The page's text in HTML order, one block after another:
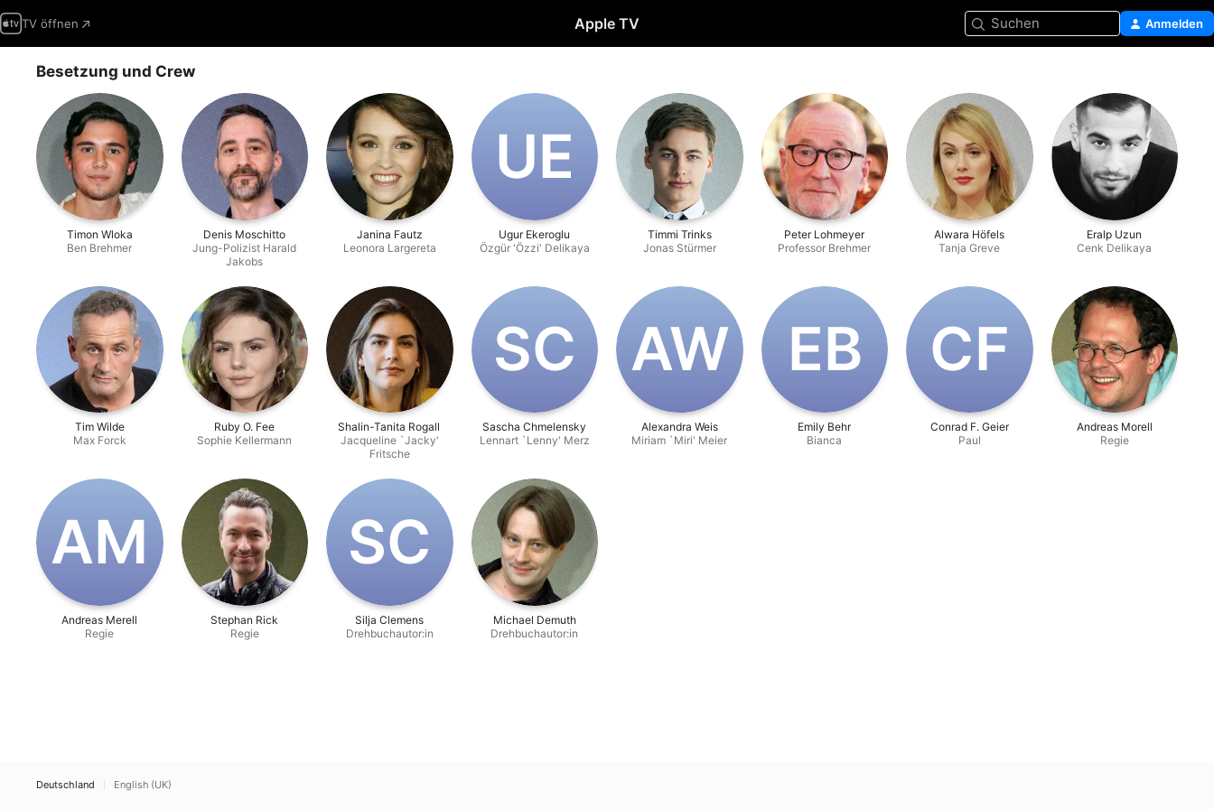
TV öffnen Apple TV Suchen Anmelden
Besetzung und Crew
Timon Wloka
Ben Brehmer
Denis Moschitto
Jung-Polizist Harald
Jakobs
Janina Fautz
Leonora Largereta
U‌E
Ugur Ekeroglu
Özgür 'Özzi' Delikaya
Timmi Trinks
Jonas Stürmer
Peter Lohmeyer
Professor Brehmer
Alwara Höfels
Tanja Greve
Eralp Uzun
Cenk Delikaya
Tim Wilde
Max Forck
Ruby O. Fee
Sophie Kellermann
Shalin-Tanita Rogall
Jacqueline `Jacky'
Fritsche
S‌C
Sascha Chmelensky
Lennart `Lenny' Merz
A‌W
Alexandra Weis
Miriam `Miri' Meier
E‌B
Emily Behr
Bianca
C‌F
Conrad F. Geier
Paul
Andreas Morell
Regie
A‌M
Andreas Merell
Regie
Stephan Rick
Regie
S‌C
Silja Clemens
Drehbuchautor:in
Michael Demuth
Drehbuchautor:in
Deutschland English (UK)